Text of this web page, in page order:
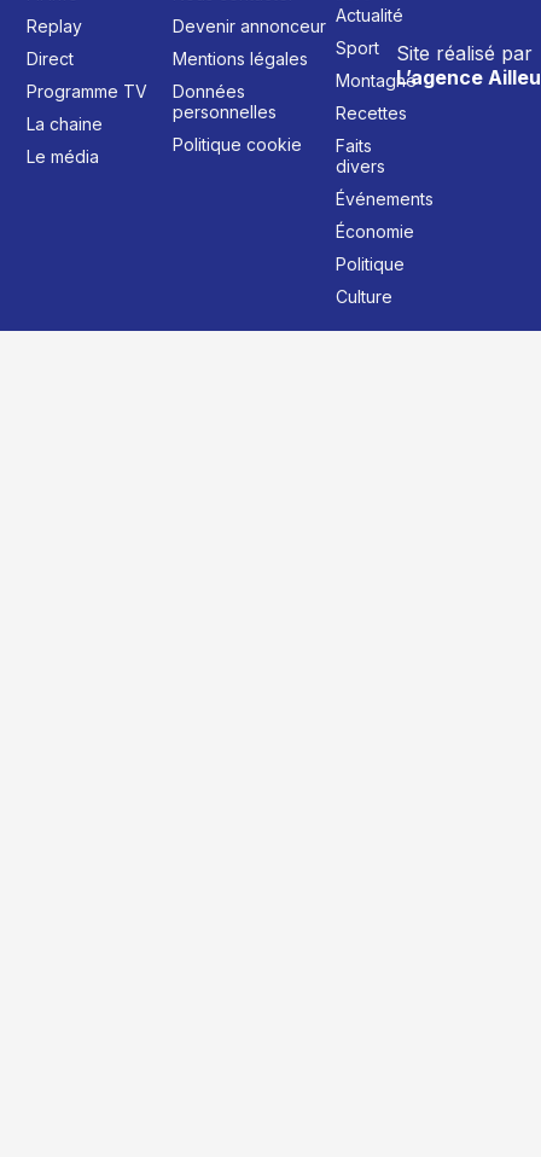
Site réalisé par
L’agence
Replay
Direct
Programme TV
La chaine
Le média
Devenir annonceur
Mentions légales
Données
personnelles
Politique cookie
Actualité
Sport
Montagne
Recettes
Faits
divers
Événements
Économie
Politique
Culture